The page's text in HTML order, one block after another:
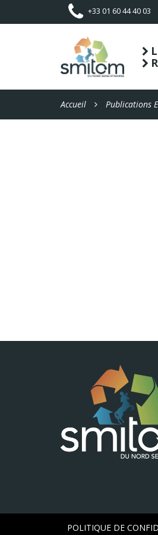
Gestion des traceurs
+33 01 60 44 40 03
Accueil Publications
POLITIQUE DE